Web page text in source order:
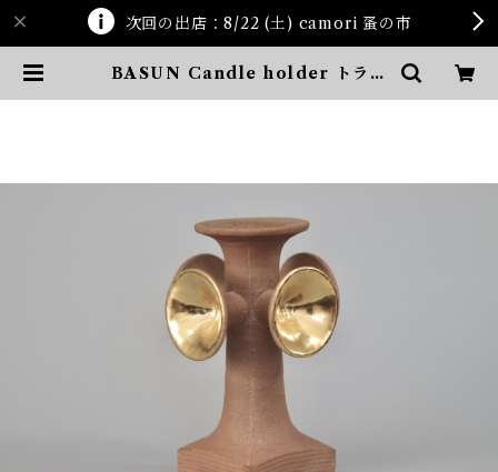
次回の出店：8/22 (土) camori 蚤の市
BASUN Candle holder トラン